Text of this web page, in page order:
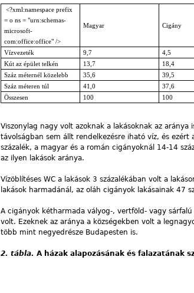
<?xml:namespace prefix
= o ns = "urn:schemas-
microsoft-
com:office:office" />
Magyar Cigány
Vízvezeték 9,7 4,5
Kút az épület telkén
13,7 18,4
Száz méternél közelebb
35,6 39,5
Száz méteren túl
41,0 37,6
Összesen
100 100
Viszonylag nagy volt azoknak a lakásoknak az
távolságban sem állt rendelkezésre iható víz, és
százalék, a magyar és a román cigányoknál 14-14
az ilyen lakások aránya.
Vízöblítéses WC a lakások 3 százalékában volt a
lakások harmadánál, az oláh cigányok lakásainak 47
A cigányok kétharmada vályog-, vertföld- vagy
volt. Ezeknek az aránya a községekben volt a
több mint negyedrésze Budapesten is.
2. tábla. A házak alapozásának és falazatának